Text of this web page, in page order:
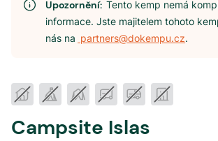
Upozornění:Tento kemp nemá
informace. Jste majitelem tohoto
nás na partners@dokempu.cz.
Campsite Islas